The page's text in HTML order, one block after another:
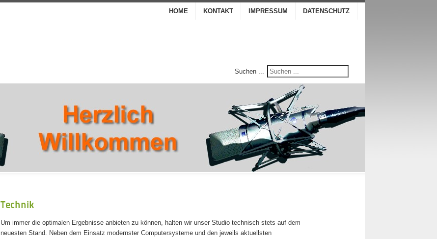
HOME KONTAKT IMPRESSUM DATENSCHUTZ
Suchen ...
Technik
Um immer die optimalen Ergebnisse anbieten zu können, halten wir unser Studio technisch stets auf dem
neuesten Stand. Neben dem Einsatz modernster Computersysteme und den jeweils aktuellsten